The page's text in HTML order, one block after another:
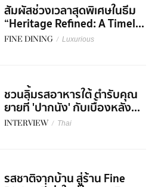
สัมผัสช่วงเวลาสุดพิเศษในธีม
“Heritage Refined: A Timel...
FINE DINING / Luxurious
ชวนลิ้มรสอาหารใต้ ตำรับคุณ
ยายที่ 'ปากนัง' กับเบื้องหลัง...
INTERVIEW / Thai
รสชาติจากบ้าน สู่ร้าน Fine